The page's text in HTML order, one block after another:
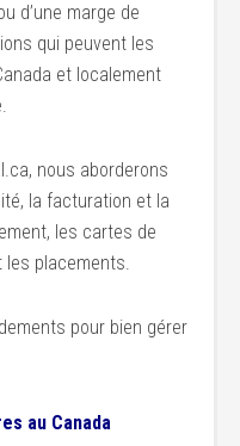
d’une marge de
qui peuvent les
et localement
nous aborderons
la facturation et la
les cartes de
les placements.
pour bien gérer
au Canada